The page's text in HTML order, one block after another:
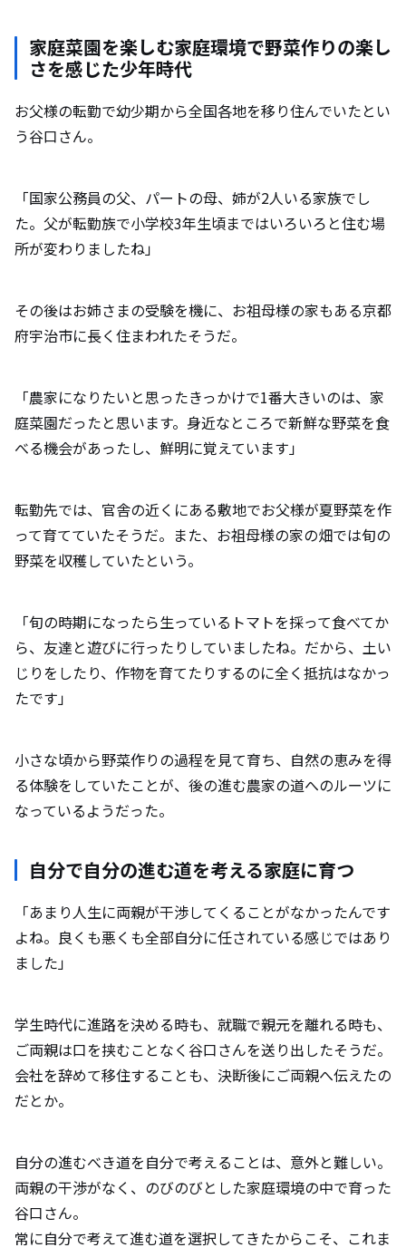
先代と良好な関係をつくるコミュニケーション
のコツとは
地域で、地域と共に生きる豊かさを目指す
稀少な「原木椎茸」事業を新たな形でリブラン
地方での挑戦に事業承継という選択肢
家庭菜園を楽しむ家庭環境で野菜作りの楽し
さを感じた少年時代
お父様の転勤で幼少期から全国各地を移り住んでいたとい
う谷口さん。
「国家公務員の父、パートの母、姉が2人いる家族でし
た。父が転勤族で小学校3年生頃まではいろいろと住む場
所が変わりましたね」
その後はお姉さまの受験を機に、お祖母様の家もある京都
府宇治市に長く住まわれたそうだ。
「農家になりたいと思ったきっかけで1番大きいのは、家
庭菜園だったと思います。身近なところで新鮮な野菜を食
べる機会があったし、鮮明に覚えています」
転勤先では、官舎の近くにある敷地でお父様が夏野菜を作
って育てていたそうだ。また、お祖母様の家の畑では旬の
野菜を収穫していたという。
「旬の時期になったら生っているトマトを採って食べてか
ら、友達と遊びに行ったりしていましたね。だから、土い
じりをしたり、作物を育てたりするのに全く抵抗はなかっ
たです」
小さな頃から野菜作りの過程を見て育ち、自然の恵みを得
る体験をしていたことが、後の進む農家の道へのルーツに
なっているようだった。
自分で自分の進む道を考える家庭に育つ
「あまり人生に両親が干渉してくることがなかったんです
よね。良くも悪くも全部自分に任されている感じではあり
ました」
学生時代に進路を決める時も、就職で親元を離れる時も、
ご両親は口を挟むことなく谷口さんを送り出したそうだ。
会社を辞めて移住することも、決断後にご両親へ伝えたの
だとか。
自分の進むべき道を自分で考えることは、意外と難しい。
両親の干渉がなく、のびのびとした家庭環境の中で育った
谷口さん。
常に自分で考えて進む道を選択してきたからこそ、これま